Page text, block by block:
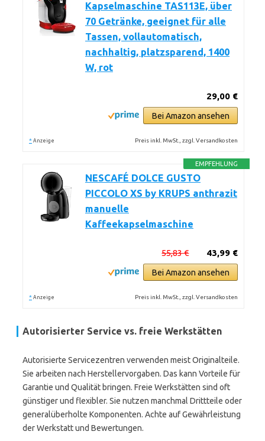
Kapselmaschine TAS113E, über
70 Getränke, geeignet für alle
Tassen, vollautomatisch,
nachhaltig, platzsparend, 1400
W, rot
29,00 €
Bei Amazon ansehen
* Anzeige Preis inkl. MwSt., zzgl. Versandkosten
EMPFEHLUNG
NESCAFÉ DOLCE GUSTO
PICCOLO XS by KRUPS anthrazit
manuelle
Kaffeekapselmaschine
43,99 €
55,83 €
Bei Amazon ansehen
* Anzeige Preis inkl. MwSt., zzgl. Versandkosten
Autorisierter Service vs. freie Werkstätten
Autorisierte Servicezentren verwenden meist Originalteile.
Sie arbeiten nach Herstellervorgaben. Das kann Vorteile für
Garantie und Qualität bringen. Freie Werkstätten sind oft
günstiger und flexibler. Sie nutzen manchmal Drittteile oder
generalüberholte Komponenten. Achte auf Gewährleistung
der Werkstatt und Bewertungen.